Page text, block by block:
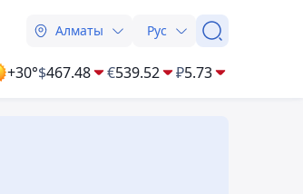
Алматы Рус
+30°$467.48 €539.52 ₽5.73